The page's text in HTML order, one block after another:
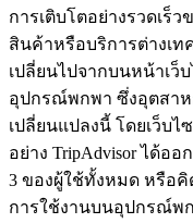
การเติบโตอย่างรวดเ
สินค้าหรือบริการต่างเ
เปลี่ยนไปจากบนหน้าเว็
อุปกรณ์พกพา ซึ่งอุตสาห
เปลี่ยนแปลงนี้ โดยเว็บไ
อย่าง TripAdvisor ได้อ
3 ของผู้ใช้ทั้งหมด หรือคิ
การใช้งานบนอุปกรณ์พ